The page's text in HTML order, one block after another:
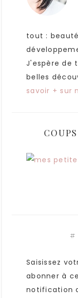
tout :
J'espère de
belles
savoir + sur
#
Saisissez
abonner à
notification